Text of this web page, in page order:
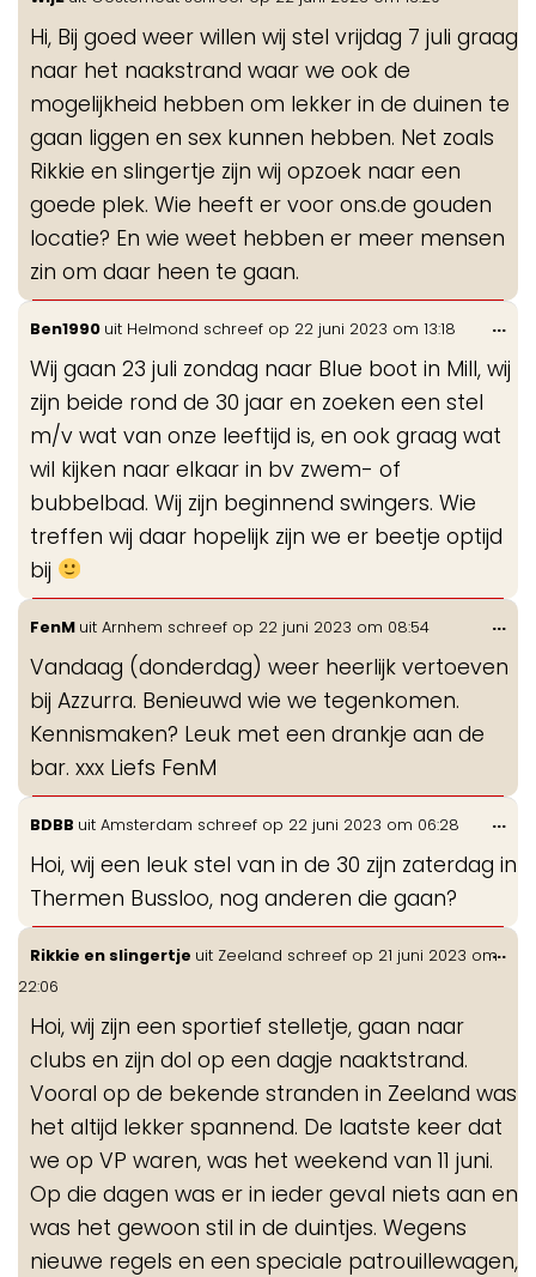
Hi, Bij goed weer willen wij stel vrijdag 7 juli graag
naar het naakstrand waar we ook de
mogelijkheid hebben om lekker in de duinen te
gaan liggen en sex kunnen hebben. Net zoals
Rikkie en slingertje zijn wij opzoek naar een
goede plek. Wie heeft er voor ons.de gouden
locatie? En wie weet hebben er meer mensen
zin om daar heen te gaan.
Ben1990 uit Helmond schreef op 22 juni 2023 om 13:18
Wij gaan 23 juli zondag naar Blue boot in Mill, wij
zijn beide rond de 30 jaar en zoeken een stel
m/v wat van onze leeftijd is, en ook graag wat
wil kijken naar elkaar in bv zwem- of
bubbelbad. Wij zijn beginnend swingers. Wie
treffen wij daar hopelijk zijn we er beetje optijd
bij
...
FenM uit Arnhem schreef op 22 juni 2023 om 08:54
Vandaag (donderdag) weer heerlijk vertoeven
bij Azzurra. Benieuwd wie we tegenkomen.
Kennismaken? Leuk met een drankje aan de
bar. xxx Liefs FenM
...
BDBB uit Amsterdam schreef op 22 juni 2023 om 06:28
Hoi, wij een leuk stel van in de 30 zijn zaterdag in
Thermen Bussloo, nog anderen die gaan?
...
Rikkie en slingertje uit Zeeland schreef op 21 juni 2023 om
22:06
Hoi, wij zijn een sportief stelletje, gaan naar
clubs en zijn dol op een dagje naaktstrand.
Vooral op de bekende stranden in Zeeland was
het altijd lekker spannend. De laatste keer dat
we op VP waren, was het weekend van 11 juni.
Op die dagen was er in ieder geval niets aan en
was het gewoon stil in de duintjes. Wegens
nieuwe regels en een speciale patrouillewagen,
...